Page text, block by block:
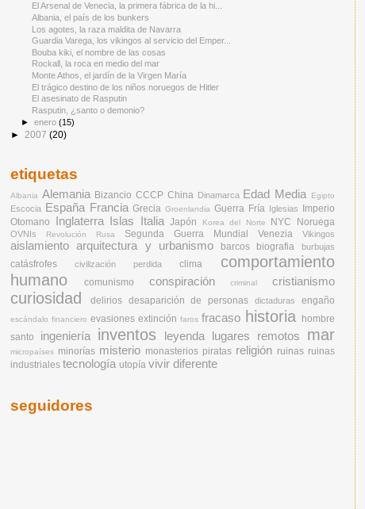
El Arsenal de Venecia, la primera fábrica de la hi...
Albania, el país de los bunkers
Los agotes, la raza maldita de Navarra
Guardia Varega, los vikingos al servicio del Emper...
Bouba kiki, el nombre de las cosas
Rockall, la roca en medio del mar
Monte Athos, el jardín de la Virgen María
El trágico destino de los niños noruegos de Hitler
El asesinato de Rasputin
Rasputin, ¿santo o demonio?
►enero(15)
► 2007 (20)
etiquetas
Albania Alemania Bizancio CCCP China Dinamarca Edad Media Egipto
Escocia España Francia Grecia Groenlandia Guerra Fría Iglesias Imperio
Otomano
Inglaterra Islas Italia Japón Korea del Norte NYC Noruega
OVNIs Revolución Rusa Segunda Guerra Mundial Venezia Vikingos
aislamiento arquitectura y urbanismo barcos biografia burbujas
catásfrofes civilización perdida clima
comportamiento
humano
comunismo conspiración criminal cristianismo
curiosidad delirios desaparición de personas dictaduras engaño
escándalo financiero evasiones extinción faros fracaso historia
hombre
santo
ingeniería inventos leyenda lugares remotos mar
micropaíses minorías misterio monasterios piratas religión ruinas ruinas
industriales tecnología utopía vivir diferente
seguidores